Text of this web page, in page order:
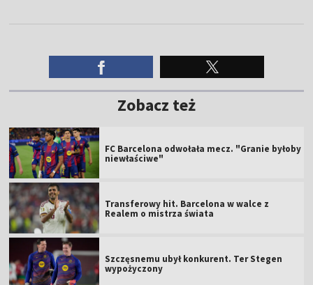
Zobacz też
FC Barcelona odwołała mecz. "Granie byłoby
niewłaściwe"
Transferowy hit. Barcelona w walce z
Realem o mistrza świata
Szczęsnemu ubył konkurent. Ter Stegen
wypożyczony